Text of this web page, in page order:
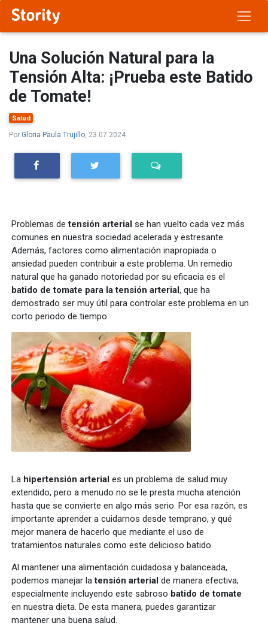
Una Solución Natural para la
Tensión Alta: ¡Prueba este Batido
de Tomate!
Salud
Por Gloria Paula Trujillo , 23.07.2024
Problemas detensión arterial se han vuelto cada vez más
comunes en nuestra sociedad acelerada y estresante.
Además, factores como alimentación inapropiada o
ansiedad pueden contribuir a este problema. Un remedio
natural que ha ganado notoriedad por su eficacia es el
batido de tomate para la tensión arterial, que ha
demostrado ser muy útil para controlar este problema en un
corto periodo de tiempo.
La hipertensión arterial es un problema de salud muy
extendido, pero a menudo no se le presta mucha atención
hasta que se convierte en algo más serio. Por esa razón, es
importante aprender a cuidarnos desde temprano, y qué
mejor manera de hacerlo que mediante el uso de
tratamientos naturales como este delicioso batido.
Al mantener una alimentación cuidadosa y balanceada,
podemos manejar latensión arterial de manera efectiva;
especialmente incluyendo este sabroso batido de tomate
en nuestra dieta. De esta manera, puedes garantizar
mantener una buena salud.